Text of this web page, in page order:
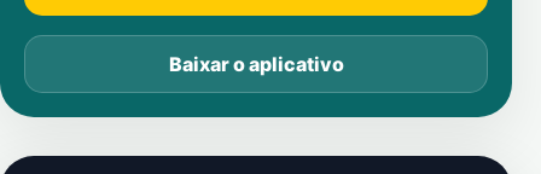
Baixar o aplicativo